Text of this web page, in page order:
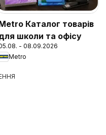
Каталог товарів
школи та офісу
- 08.09.2026
Metro